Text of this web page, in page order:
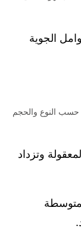
الجوية
حسب النوع والحجم
وتزداد